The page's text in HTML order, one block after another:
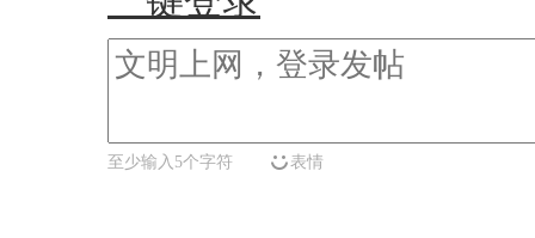
至少输入5个字符 表情